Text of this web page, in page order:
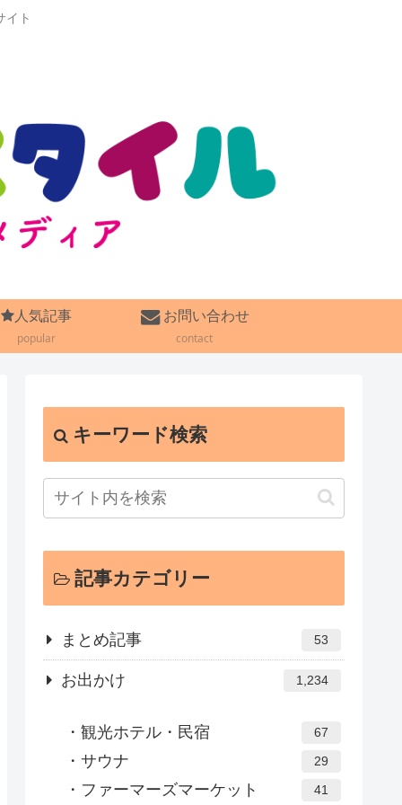
イト
人気記事
popular
お問い合わせ
contact
キーワード検索
記事カテゴリー
まとめ記事 53
お出かけ 1,234
観光ホテル・民宿 67
サウナ 29
ファーマーズマーケット 41